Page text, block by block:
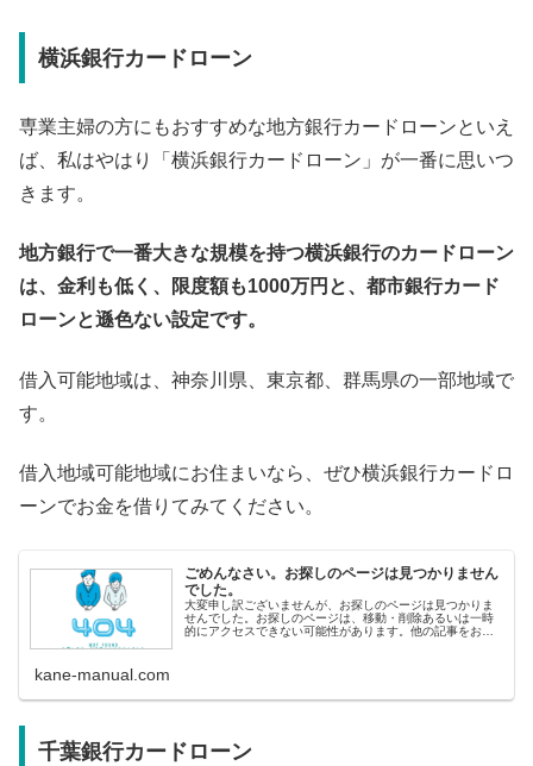
横浜銀行カードローン
専業主婦の方にもおすすめな地方銀行カードローンといえ
ば、私はやはり「横浜銀行カードローン」が一番に思いつ
きます。
地方銀行で一番大きな規模を持つ横浜銀行のカードローン
は、金利も低く、限度額も1000万円と、都市銀行カード
ローンと遜色ない設定です。
借入可能地域は、神奈川県、東京都、群馬県の一部地域で
す。
借入地域可能地域にお住まいなら、ぜひ横浜銀行カードロ
ーンでお金を借りてみてください。
ごめんなさい。お探しのページは見つかりません
でした。
大変申し訳ございませんが、お探しのページは見つかりま
せんでした。お探しのページは、移動・削除あるいは一時
的にアクセスできない可能性があります。他の記事をお探
kane-manual.com
千葉銀行カードローン